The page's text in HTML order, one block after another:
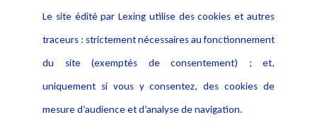
Alerte professionnelle
Déclaration d'accessibilité
Notice Légale
Politique de protection des
données
Publications
Le site édité par Lexing utilise des cookies et autres
traceurs : strictement nécessaires au fonctionnement
du site (exemptés de consentement) ; et,
uniquement si vous y consentez, des cookies de
mesure d’audience et d’analyse de navigation.